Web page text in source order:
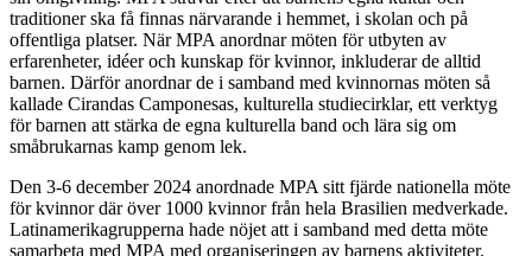
traditioner ska få finnas närvarande i hemmet, i skolan och på
offentliga platser. När MPA anordnar möten för utbyten av
erfarenheter, idéer och kunskap för kvinnor, inkluderar de alltid
barnen. Därför anordnar de i samband med kvinnornas möten så
kallade Cirandas Camponesas, kulturella studiecirklar, ett verktyg
för barnen att stärka de egna kulturella band och lära sig om
småbrukarnas kamp genom lek.
Den 3-6 december 2024 anordnade MPA sitt fjärde nationella möte
för kvinnor där över 1000 kvinnor från hela Brasilien medverkade.
Latinamerikagrupperna hade nöjet att i samband med detta möte
samarbeta med MPA med organiseringen av barnens aktiviteter.